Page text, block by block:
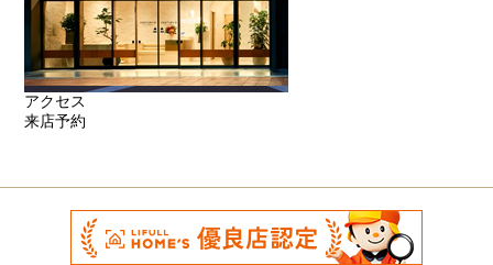
アクセス
来店予約